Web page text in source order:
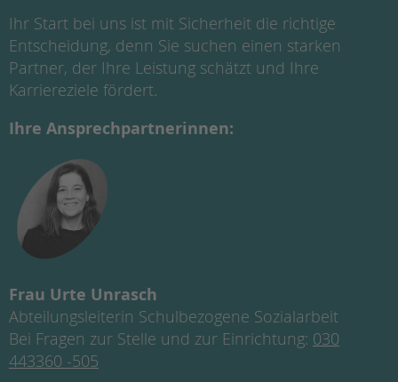
Ihr Start bei uns ist mit Sicherheit die richtige
Entscheidung, denn Sie suchen einen starken
Partner, der Ihre Leistung schätzt und Ihre
Karriereziele fördert.
Ihre Ansprechpartnerinnen:
Frau Urte Unrasch
Abteilungsleiterin Schulbezogene Sozialarbeit
Bei Fragen zur Stelle und zur Einrichtung: 030
443360 -505